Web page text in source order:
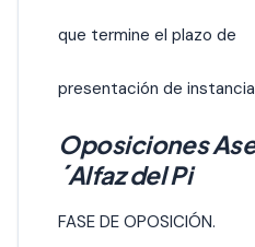
que termine el plazo de
presentación de
Oposiciones
´Alfaz del Pi
FASE DE OPOSICIÓN.